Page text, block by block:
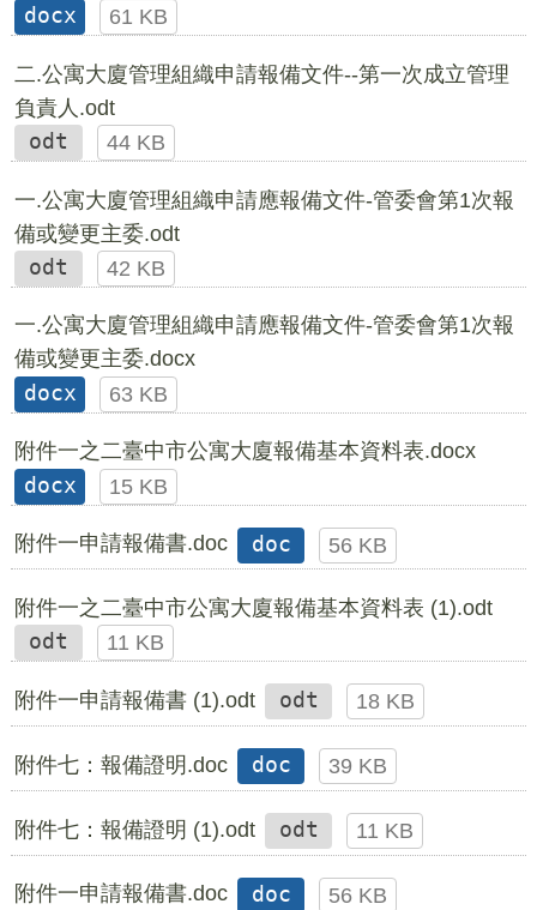
docx
61 KB
二.公寓大廈管理組織申請報備文件--第一次成立管理
負責人.odt
odt
44 KB
一.公寓大廈管理組織申請應報備文件-管委會第1次報
備或變更主委.odt
odt
42 KB
一.公寓大廈管理組織申請應報備文件-管委會第1次報
備或變更主委.docx
docx
63 KB
附件一之二臺中市公寓大廈報備基本資料表.docx
docx
15 KB
附件一申請報備書.doc doc 56 KB
附件一之二臺中市公寓大廈報備基本資料表 (1).odt
odt
11 KB
附件一申請報備書 (1).odt odt 18 KB
附件七：報備證明.doc doc 39 KB
附件七：報備證明 (1).odt odt 11 KB
附件一申請報備書.doc doc 56 KB